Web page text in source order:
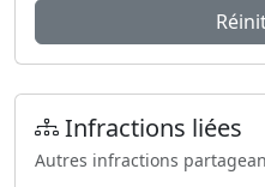
Infractions liées
Autres infractions